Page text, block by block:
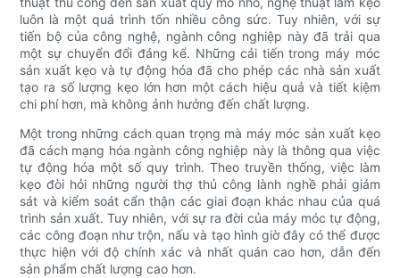
luôn là một quá trình tốn nhiều công sức. Tuy nhiên, với sự
tiến bộ của công nghệ, ngành công nghiệp này đã trải qua
một sự chuyển đổi đáng kể. Những cải tiến trong máy móc
sản xuất kẹo và tự động hóa đã cho phép các nhà sản xuất
tạo ra số lượng kẹo lớn hơn một cách hiệu quả và tiết kiệm
chi phí hơn, mà không ảnh hưởng đến chất lượng.
Một trong những cách quan trọng mà máy móc sản xuất kẹo
đã cách mạng hóa ngành công nghiệp này là thông qua việc
tự động hóa một số quy trình. Theo truyền thống, việc làm
kẹo đòi hỏi những người thợ thủ công lành nghề phải giám
sát và kiểm soát cẩn thận các giai đoạn khác nhau của quá
trình sản xuất. Tuy nhiên, với sự ra đời của máy móc tự động,
các công đoạn như trộn, nấu và tạo hình giờ đây có thể được
thực hiện với độ chính xác và nhất quán cao hơn, dẫn đến
sản phẩm chất lượng cao hơn.